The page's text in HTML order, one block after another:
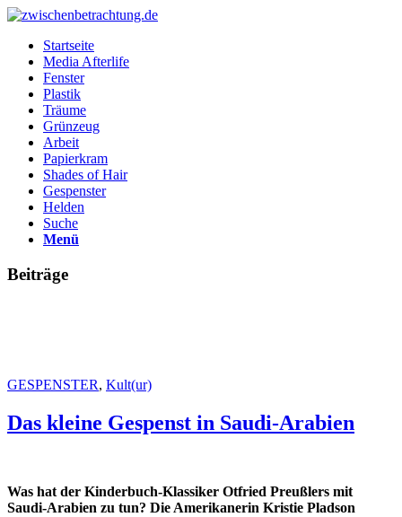
Startseite
Media Afterlife
Fenster
Plastik
Träume
Grünzeug
Arbeit
Papierkram
Shades of Hair
Gespenster
Helden
Suche
Menü
Beiträge
GESPENSTER, Kult(ur)
Das kleine Gespenst in Saudi-Arabien
Was hat der Kinderbuch-Klassiker Otfried Preußlers mit
Saudi-Arabien zu tun? Die Amerikanerin Kristie Pladson